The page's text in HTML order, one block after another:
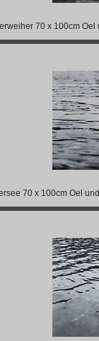
70 x 100cm Oel
70 x 100cm Oel